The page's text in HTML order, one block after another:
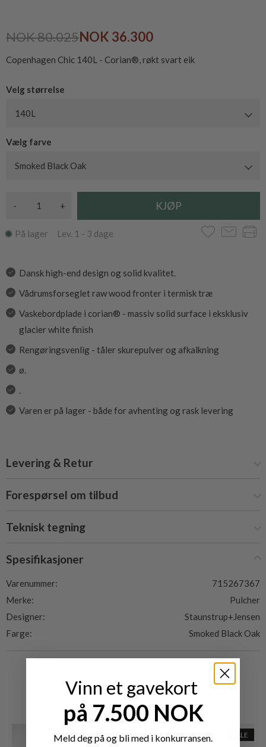
NOK 80.025NOK 36.300
Copenhagen Chic 140L - Corian®, røkt svart eik
Velg størrelse
140L
Vælg farve
Smoked Black Oak
- +
På lager Lev. 1 - 3 dage
Dansk high-end design og solid kvalitet.
Vådrumsforseglet raw wood fronter i termisk træ
Vaskebordplade i corian® - massiv solid surface i eksklusiv
glacier white finish
Rengøringsvenlig - tåler skurepulver og afkalkning
ø.
.
Varen er på lager - både for avhenting og rask levering
Levering & Retur
Forespørsel om tilbud
Teknisk tegning
Spesifikasjoner
Varenummer:
715267367
Merke:
Pulcher
Designer:
Staunstrup+Jensen
Farge:
Smoked Black Oak
RELATERTE
PRODUKTER
SALE SALE
Vinn et gavekort
på 7.500 NOK
Meld deg på og bli med i konkurransen.